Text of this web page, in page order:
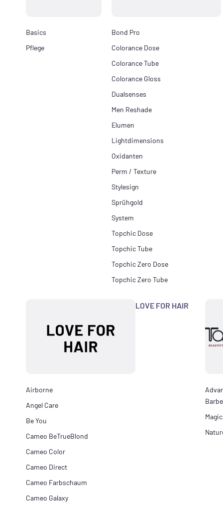
Basics
Pflege
Bond Pro
Colorance Dose
Colorance Tube
Colorance Gloss
Dualsenses
Men Reshade
Elumen
Lightdimensions
Oxidanten
Perm / Texture
Stylesign
Sprühgold
System
Topchic Dose
Topchic Tube
Topchic Zero Dose
Topchic Zero Tube
LOVE FOR HAIR
Airborne
Angel Care
Be You
Cameo BeTrueBlond
Cameo Color
Cameo Direct
Cameo Farbschaum
Cameo Galaxy